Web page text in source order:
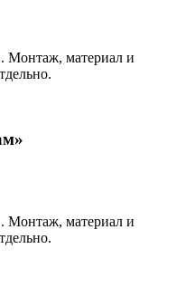
Монтаж, материал и
Монтаж, материал и